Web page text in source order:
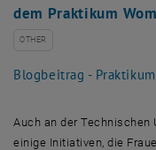
dem Praktikum
OTHER
Blogbeitrag - Praktikum
Auch an der
einige Initiativen, die